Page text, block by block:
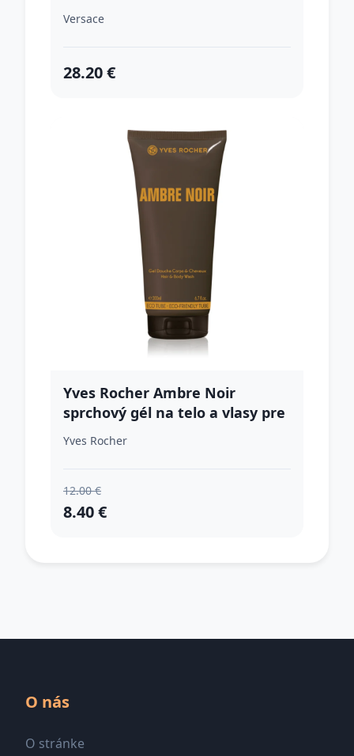
Versace
28.20 €
Yves Rocher Ambre Noir
sprchový gél na telo a vlasy pre
mužov 200 ml
Yves Rocher
12.00 €
8.40 €
O nás
O stránke